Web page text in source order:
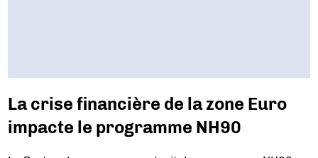
La crise financière de la zone Euro
impacte le programme NH90